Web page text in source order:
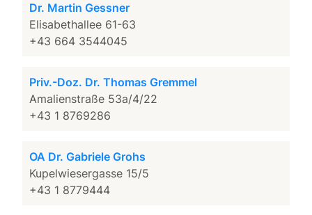
Dr. Martin Gessner
Elisabethallee 61-63
+43 664 3544045
Priv.-Doz. Dr. Thomas Gremmel
Amalienstraße 53a/4/22
+43 1 8769286
OA Dr. Gabriele Grohs
Kupelwiesergasse 15/5
+43 1 8779444